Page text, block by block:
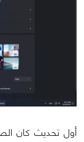
أول تحديث كان